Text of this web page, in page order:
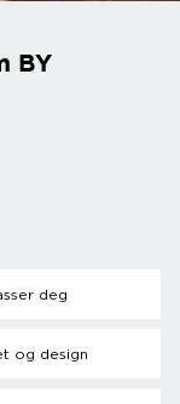
BY
deg
og design